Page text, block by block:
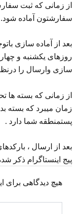
از زمانی که ثبت
سفارشتون آماده شود.
بعد از آماده سازی
روزهای یکشنبه و
سازی و ارسال را
از زمانی که بسته ها
زمان میبرد که بسته
پستمنطقه شما دارد .
بعد از ارسال ،
پیج اینستاگرام ذکر
هیچ دیدگاهی